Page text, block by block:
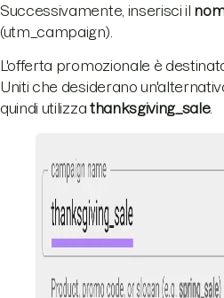
Successivamente, inserisci il
(utm_campaign).
L'offerta promozionale è
Uniti che desiderano
quindi utilizza thanksgiving_sale.